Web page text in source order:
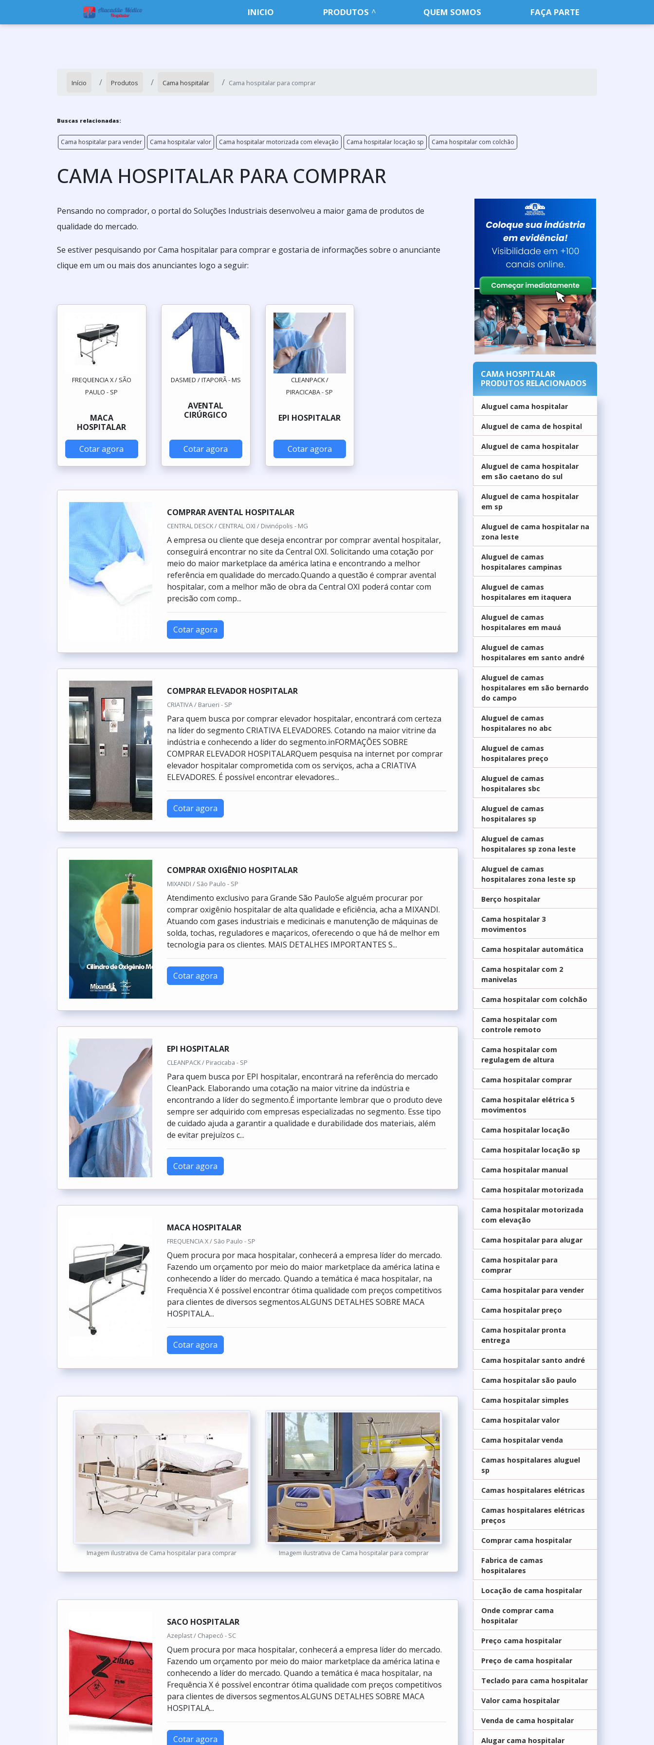
INICIO PRODUTOS QUEM SOMOS FAÇA PARTE
Início Produtos Cama hospitalar Cama hospitalar para comprar
Buscas relacionadas:
Cama hospitalar para vender Cama hospitalar valor Cama hospitalar motorizada com elevação Cama hospitalar locação sp Cama hospitalar com colchão
CAMA HOSPITALAR PARA COMPRAR
Pensando no comprador, o portal do Soluções Industriais desenvolveu a maior gama de produtos de
qualidade do mercado.
Se estiver pesquisando por Cama hospitalar para comprar e gostaria de informações sobre o anunciante
clique em um ou mais dos anunciantes logo a seguir:
FREQUENCIA X / SÃO
PAULO - SP
MACA
HOSPITALAR
Cotar agora
DASMED / ITAPORÃ - MS
AVENTAL
CIRÚRGICO
Cotar agora
CLEANPACK /
PIRACICABA - SP
EPI HOSPITALAR
Cotar agora
COMPRAR AVENTAL HOSPITALAR
CENTRAL DESCK / CENTRAL OXI / Divinópolis - MG
A empresa ou cliente que deseja encontrar por comprar avental hospitalar,
conseguirá encontrar no site da Central OXI. Solicitando uma cotação por
meio do maior marketplace da américa latina e encontrando a melhor
referência em qualidade do mercado.Quando a questão é comprar avental
hospitalar, com a melhor mão de obra da Central OXI poderá contar com
precisão com comp...
Cotar agora
COMPRAR ELEVADOR HOSPITALAR
CRIATIVA / Barueri - SP
Para quem busca por comprar elevador hospitalar, encontrará com certeza
na líder do segmento CRIATIVA ELEVADORES. Cotando na maior vitrine da
indústria e conhecendo a líder do segmento.inFORMAÇÕES SOBRE
COMPRAR ELEVADOR HOSPITALARQuem pesquisa na internet por comprar
elevador hospitalar comprometida com os serviços, acha a CRIATIVA
ELEVADORES. É possível encontrar elevadores...
Cotar agora
COMPRAR OXIGÊNIO HOSPITALAR
MIXANDI / São Paulo - SP
Atendimento exclusivo para Grande São PauloSe alguém procurar por
comprar oxigênio hospitalar de alta qualidade e eficiência, acha a MIXANDI.
Atuando com gases industriais e medicinais e manutenção de máquinas de
solda, tochas, reguladores e maçaricos, oferecendo o que há de melhor em
tecnologia para os clientes. MAIS DETALHES IMPORTANTES S...
Cotar agora
EPI HOSPITALAR
CLEANPACK / Piracicaba - SP
Para quem busca por EPI hospitalar, encontrará na referência do mercado
CleanPack. Elaborando uma cotação na maior vitrine da indústria e
encontrando a líder do segmento.É importante lembrar que o produto deve
sempre ser adquirido com empresas especializadas no segmento. Esse tipo
de cuidado ajuda a garantir a qualidade e durabilidade dos materiais, além
de evitar prejuízos c...
Cotar agora
MACA HOSPITALAR
FREQUENCIA X / São Paulo - SP
Quem procura por maca hospitalar, conhecerá a empresa líder do mercado.
Fazendo um orçamento por meio do maior marketplace da américa latina e
conhecendo a líder do mercado. Quando a temática é maca hospitalar, na
Frequência X é possível encontrar ótima qualidade com preços competitivos
para clientes de diversos segmentos.ALGUNS DETALHES SOBRE MACA
HOSPITALA...
Cotar agora
Imagem ilustrativa de Cama hospitalar para comprar Imagem ilustrativa de Cama hospitalar para comprar
SACO HOSPITALAR
Azeplast / Chapecó - SC
Quem procura por maca hospitalar, conhecerá a empresa líder do mercado.
Fazendo um orçamento por meio do maior marketplace da américa latina e
conhecendo a líder do mercado. Quando a temática é maca hospitalar, na
Frequência X é possível encontrar ótima qualidade com preços competitivos
para clientes de diversos segmentos.ALGUNS DETALHES SOBRE MACA
HOSPITALA...
Cotar agora
CAMA HOSPITALAR
PRODUTOS RELACIONADOS
Aluguel cama hospitalar
Aluguel de cama de hospital
Aluguel de cama hospitalar
Aluguel de cama hospitalar
em são caetano do sul
Aluguel de cama hospitalar
em sp
Aluguel de cama hospitalar na
zona leste
Aluguel de camas
hospitalares campinas
Aluguel de camas
hospitalares em itaquera
Aluguel de camas
hospitalares em mauá
Aluguel de camas
hospitalares em santo andré
Aluguel de camas
hospitalares em são bernardo
do campo
Aluguel de camas
hospitalares no abc
Aluguel de camas
hospitalares preço
Aluguel de camas
hospitalares sbc
Aluguel de camas
hospitalares sp
Aluguel de camas
hospitalares sp zona leste
Aluguel de camas
hospitalares zona leste sp
Berço hospitalar
Cama hospitalar 3
movimentos
Cama hospitalar automática
Cama hospitalar com 2
manivelas
Cama hospitalar com colchão
Cama hospitalar com
controle remoto
Cama hospitalar com
regulagem de altura
Cama hospitalar comprar
Cama hospitalar elétrica 5
movimentos
Cama hospitalar locação
Cama hospitalar locação sp
Cama hospitalar manual
Cama hospitalar motorizada
Cama hospitalar motorizada
com elevação
Cama hospitalar para alugar
Cama hospitalar para
comprar
Cama hospitalar para vender
Cama hospitalar preço
Cama hospitalar pronta
entrega
Cama hospitalar santo andré
Cama hospitalar são paulo
Cama hospitalar simples
Cama hospitalar valor
Cama hospitalar venda
Camas hospitalares aluguel
sp
Camas hospitalares elétricas
Camas hospitalares elétricas
preços
Comprar cama hospitalar
Fabrica de camas
hospitalares
Locação de cama hospitalar
Onde comprar cama
hospitalar
Preço cama hospitalar
Preço de cama hospitalar
Teclado para cama hospitalar
Valor cama hospitalar
Venda de cama hospitalar
Alugar cama hospitalar